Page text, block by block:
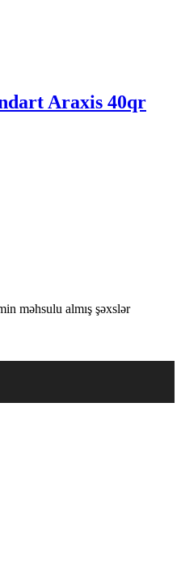
Araxis 40qr
məhsulu almış şəxslər